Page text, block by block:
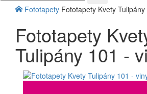
Fototapety Fototapety Kvety
Fototapety
Tulipány 101 -